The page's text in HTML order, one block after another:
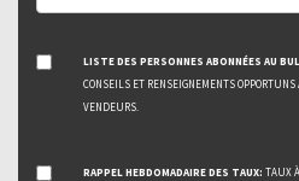
LISTE DES PERSONNES ABONNÉES AU
CONSEILS ET RENSEIGNEMENTS
VENDEURS.
RAPPEL HEBDOMADAIRE DES TAUX: TAUX